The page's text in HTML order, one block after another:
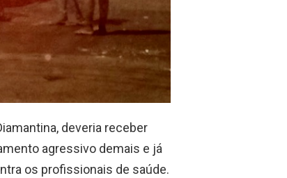
deveria receber
agressivo demais e já
os profissionais de saúde.